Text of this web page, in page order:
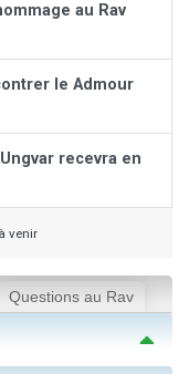
au Rav
le Admour
recevra en
venir
Questions au Rav